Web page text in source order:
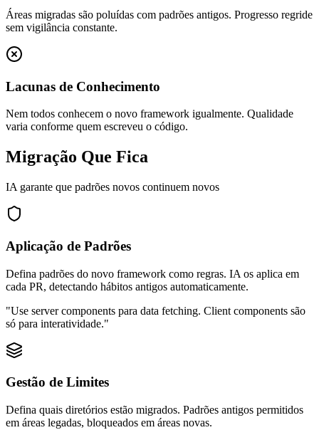
Áreas migradas são poluídas com padrões antigos. Progresso regride
sem vigilância constante.
Lacunas de Conhecimento
Nem todos conhecem o novo framework igualmente. Qualidade
varia conforme quem escreveu o código.
Migração Que Fica
IA garante que padrões novos continuem novos
Aplicação de Padrões
Defina padrões do novo framework como regras. IA os aplica em
cada PR, detectando hábitos antigos automaticamente.
"Use server components para data fetching. Client components são
só para interatividade."
Gestão de Limites
Defina quais diretórios estão migrados. Padrões antigos permitidos
em áreas legadas, bloqueados em áreas novas.